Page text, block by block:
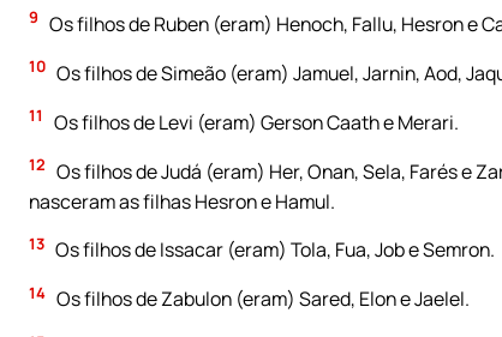
9 Os filhos de Ruben (eram) Henoch, Fallu, Hesron e
10 Os filhos de Simeão (eram) Jamuel, Jarnin, Aod,
11 Os filhos de Levi (eram) Gerson Caath e Merari.
12 Os filhos de Judá (eram) Her, Onan, Sela, Farés e
nasceram as filhas Hesron e Hamul.
13 Os filhos de Issacar (eram) Tola, Fua, Job e Semron.
14 Os filhos de Zabulon (eram) Sared, Elon e Jaelel.